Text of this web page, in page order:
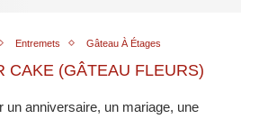
Entremets Gâteau À Étages
CAKE (GÂTEAU FLEURS)
un anniversaire, un mariage, une